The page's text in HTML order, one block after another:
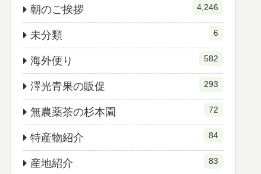
朝のご挨拶 4,246
未分類 6
海外便り 582
澤光青果の販促 293
無農薬茶の杉本園 72
特産物紹介 84
産地紹介 83